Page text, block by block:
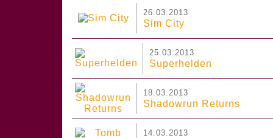
26.03.2013
Sim City
25.03.2013
Superhelden
18.03.2013
Shadowrun Returns
14.03.2013